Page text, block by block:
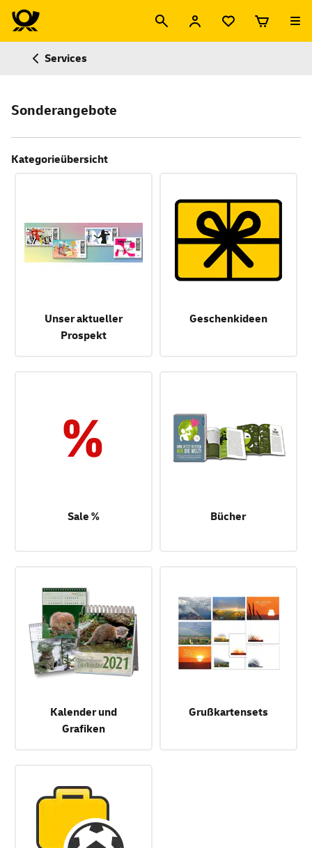
Services
Sonderangebote
Kategorieübersicht
Unser aktueller
Prospekt
Geschenkideen
Sale % Bücher
Kalender und
Grafiken
Grußkartensets